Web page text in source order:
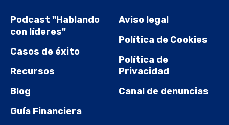
Podcast "Hablando
con líderes"
Casos de éxito
Recursos
Blog
Guía Financiera
Aviso legal
Política de Cookies
Política de
Privacidad
Canal de denuncias